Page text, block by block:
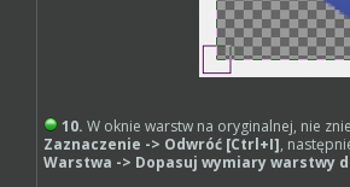
10. W oknie warstw na oryginalnej, nie
Zaznaczenie -> Odwróć [Ctrl+I],
Warstwa -> Dopasuj wymiary warstwy